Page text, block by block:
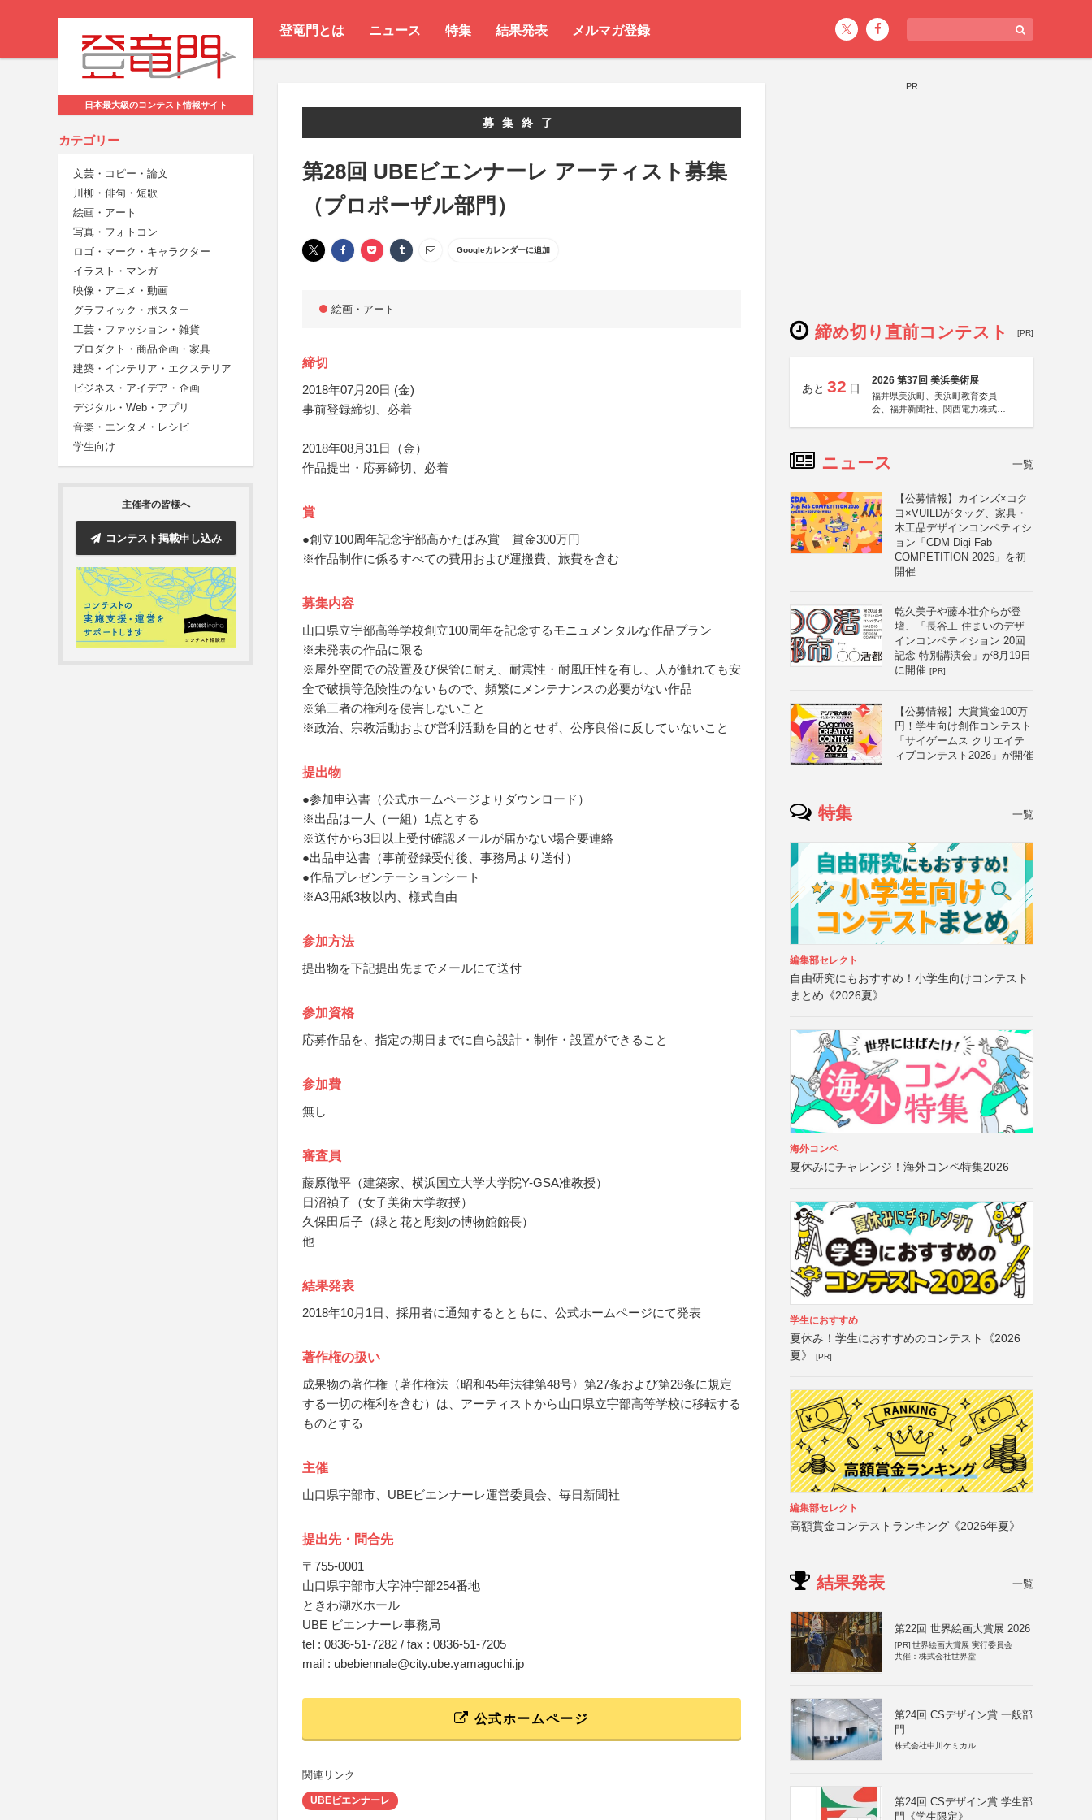
登竜門とは ニュース 特集 結果発表 メルマガ登録
日本最大級のコンテスト情報サイト
カテゴリー
文芸・コピー・論文
川柳・俳句・短歌
絵画・アート
写真・フォトコン
ロゴ・マーク・キャラクター
イラスト・マンガ
映像・アニメ・動画
グラフィック・ポスター
工芸・ファッション・雑貨
プロダクト・商品企画・家具
建築・インテリア・エクステリア
ビジネス・アイデア・企画
デジタル・Web・アプリ
音楽・エンタメ・レシピ
学生向け
主催者の皆様へ
コンテスト掲載申し込み
募集終了
第28回 UBEビエンナーレ アーティスト募集
（プロポーザル部門）
Googleカレンダーに追加
絵画・アート
締切
2018年07月20日 (金)
事前登録締切、必着
2018年08月31日（金）
作品提出・応募締切、必着
賞
●創立100周年記念宇部高かたばみ賞 賞金300万円
※作品制作に係るすべての費用および運搬費、旅費を含む
募集内容
山口県立宇部高等学校創立100周年を記念するモニュメンタルな作品プラン
※未発表の作品に限る
※屋外空間での設置及び保管に耐え、耐震性・耐風圧性を有し、人が触れても安
全で破損等危険性のないもので、頻繁にメンテナンスの必要がない作品
※第三者の権利を侵害しないこと
※政治、宗教活動および営利活動を目的とせず、公序良俗に反していないこと
提出物
●参加申込書（公式ホームページよりダウンロード）
※出品は一人（一組）1点とする
※送付から3日以上受付確認メールが届かない場合要連絡
●出品申込書（事前登録受付後、事務局より送付）
●作品プレゼンテーションシート
※A3用紙3枚以内、様式自由
参加方法
提出物を下記提出先までメールにて送付
参加資格
応募作品を、指定の期日までに自ら設計・制作・設置ができること
参加費
無し
審査員
藤原徹平（建築家、横浜国立大学大学院Y-GSA准教授）
日沼禎子（女子美術大学教授）
久保田后子（緑と花と彫刻の博物館館長）
他
結果発表
2018年10月1日、採用者に通知するとともに、公式ホームページにて発表
著作権の扱い
成果物の著作権（著作権法〈昭和45年法律第48号〉第27条および第28条に規定
する一切の権利を含む）は、アーティストから山口県立宇部高等学校に移転する
ものとする
主催
山口県宇部市、UBEビエンナーレ運営委員会、毎日新聞社
提出先・問合先
〒755-0001
山口県宇部市大字沖宇部254番地
ときわ湖水ホール
UBE ビエンナーレ事務局
tel : 0836-51-7282 / fax : 0836-51-7205
mail : ubebiennale@city.ube.yamaguchi.jp
公式ホームページ
関連リンク
UBEビエンナーレ
PR
締め切り直前コンテスト [PR]
あと 32 日
2026 第37回 美浜美術展
福井県美浜町、美浜町教育委員
会、福井新聞社、関西電力株式会
ニュース 一覧
【公募情報】カインズ×コク
ヨ×VUILDがタッグ、家具・
木工品デザインコンペティシ
ョン「CDM Digi Fab
COMPETITION 2026」を初
開催
乾久美子や藤本壮介らが登
壇、「長谷工 住まいのデザ
インコンペティション 20回
記念 特別講演会」が8月19日
に開催 [PR]
【公募情報】大賞賞金100万
円！学生向け創作コンテスト
「サイゲームス クリエイテ
ィブコンテスト2026」が開催
特集 一覧
編集部セレクト
自由研究にもおすすめ！小学生向けコンテスト
まとめ《2026夏》
海外コンペ
夏休みにチャレンジ！海外コンペ特集2026
学生におすすめ
夏休み！学生におすすめのコンテスト《2026
夏》
[PR]
編集部セレクト
高額賞金コンテストランキング《2026年夏》
結果発表 一覧
第22回 世界絵画大賞展 2026
[PR] 世界絵画大賞展 実行委員会
共催：株式会社世界堂
第24回 CSデザイン賞 一般部
門
株式会社中川ケミカル
第24回 CSデザイン賞 学生部
門《学生限定》